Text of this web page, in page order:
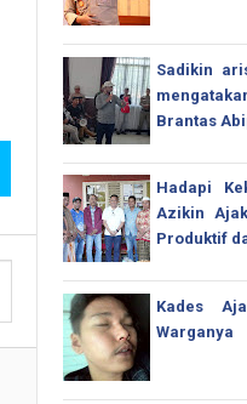
Sadikin
Brantas
Hadapi
Azikin
Produktif
Kades
Warganya